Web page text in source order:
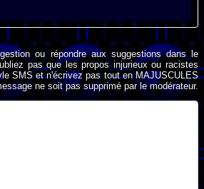
ou répondre aux suggestions dans le
pas que les propos injurieux ou racistes
SMS et n'écrivez pas tout en MAJUSCULES
ne soit pas supprimé par le modérateur.